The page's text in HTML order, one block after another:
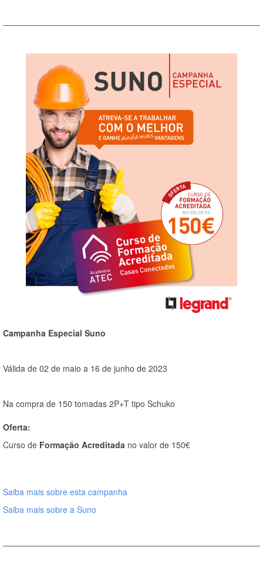
Campanha Especial Suno
Válida de 02 de maio a 16 de junho de 2023
Na compra de 150 tomadas 2P+T tipo Schuko
Oferta:
Curso de Formação Acreditada no valor de 150€
Saiba mais sobre esta campanha
Saiba mais sobre a Suno